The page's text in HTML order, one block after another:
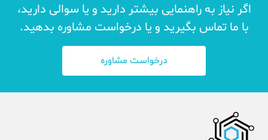
اگر نیاز به راهنمایی بیشتر دارید و یا سوالی دارید،
با ما تماس بگیرید و یا درخواست مشاوره بدهید.
درخواست مشاوره